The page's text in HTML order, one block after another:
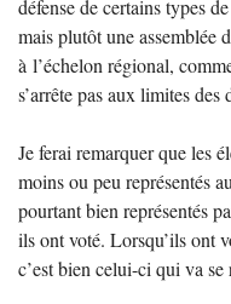
défense de certains types
mais plutôt une assemblée
à l’échelon régional,
s’arrête pas aux limites des
Je ferai remarquer que les
moins ou peu représentés
pourtant bien représentés
ils ont voté. Lorsqu’ils ont
c’est bien celui-ci qui va